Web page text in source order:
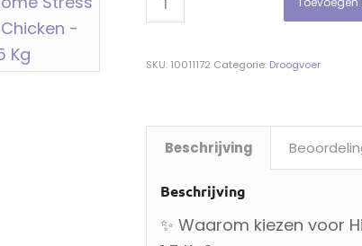
SKU: 10011172 Categorie: Droogvoer
Beschrijving
Beschrijving
✨ Waarom kiezen voor